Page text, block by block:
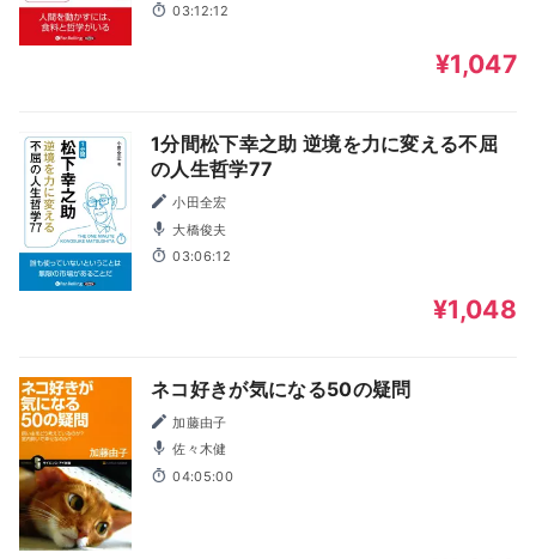
03:12:12
¥1,047
1分間松下幸之助 逆境を力に変える不屈
の人生哲学77
小田全宏
大橋俊夫
03:06:12
¥1,048
ネコ好きが気になる50の疑問
加藤由子
佐々木健
04:05:00